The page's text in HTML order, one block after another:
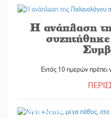
Η ανάπλαση
Εντός 10 ημερών
07/02/2025